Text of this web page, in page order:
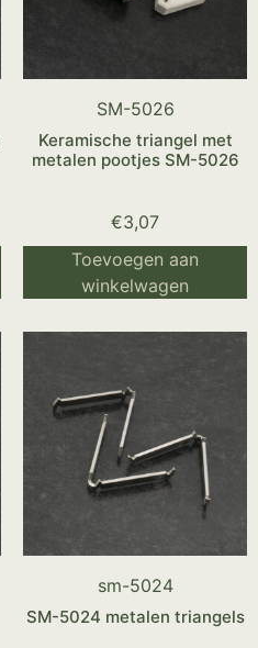
SM-5026
Keramische triangel met
metalen pootjes SM-5026
€3,07
Toevoegen aan
winkelwagen
sm-5024
SM-5024 metalen triangels